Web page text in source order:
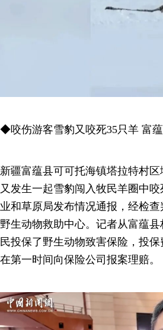
◆咬伤游客雪豹又咬死35只羊 富
新疆富蕴县可可托海镇塔拉特村
又发生一起雪豹闯入牧民羊圈中
业和草原局发布情况通报，经检
野生动物救助中心。记者从富蕴
民投保了野生动物致害保险，投
在第一时间向保险公司报案理赔。